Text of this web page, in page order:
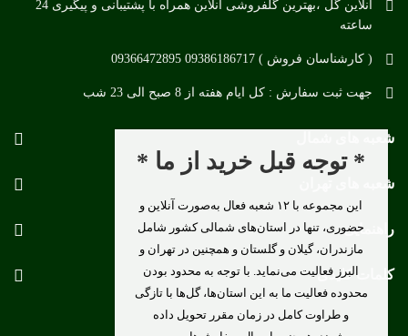
آنلاین گل ،بهترین گلفروشی آنلاین همراه با پشتیبانی و پیگیری 24
ساعته
( کارشناسان فروش ) 09386186717 09366472895
جهت ثبت سفارش : کل ایام هفته از 8 صبح الی 23 شب
شعبه های شمال
شعبه های تهران
راهنمایی
کلمات کلیدی
* توجه قبل خرید از ما *
این مجموعه با ۱۲ شعبه فعال به‌صورت آنلاین و
حضوری، تنها در استان‌های شمالی کشور شامل
مازندران، گیلان و گلستان و همچنین در تهران و
البرز فعالیت می‌نماید. با توجه به محدود بودن
محدوده فعالیت ما به این استان‌ها، گل‌ها با تازگی
و طراوت کامل در زمان مقرر تحویل داده